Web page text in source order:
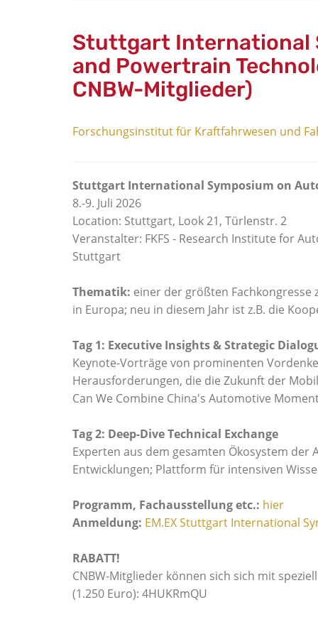
Stuttgart International
and Powertrain
CNBW-Mitglieder)
Forschungsinstitut für Kraftfahrwesen und
Stuttgart International Symposium on
8.-9. Juli 2026
Location: Stuttgart, Look 21, Türlenstr. 2
Veranstalter: FKFS - Research Institute for
Stuttgart
Thematik: einer der größten
in Europa; neu in diesem Jahr ist z.B. die
Tag 1: Executive Insights & Strategic
Keynote-Vorträge von prominenten
Herausforderungen, die die Zukunft der
Can We Combine China's Automotive
Tag 2: Deep-Dive Technical Exchange
Experten aus dem gesamten Ökosystem
Entwicklungen; Plattform für intensiven
Programm, Fachausstellung etc.: hier
Anmeldung: EM.EX Stuttgart International
RABATT!
CNBW-Mitglieder können sich sich mit
(1.250 Euro): 4HUKRmQU